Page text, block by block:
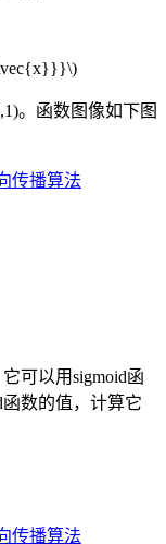
。函数图像如下图
可以用sigmoid函
数的值，计算它